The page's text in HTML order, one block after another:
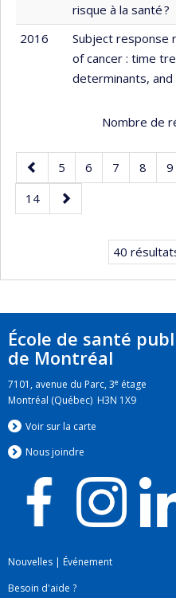
risque à la santé ?
2016
Subject response
of cancer : time
determinants,
Nombre de
Page
précédente
Page
5 Page
6 Page
7 Page
8 9
Page
14
Page
suivante
40
École de santé
de Montréal
7101, avenue du Parc, 3e étage
Montréal (Québec) H3N 1X9
Voir sur la carte
Nous joindre
Nouvelles | Événement
Besoin d'aide ?